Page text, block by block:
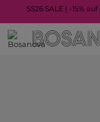
SS26 SALE | -15%